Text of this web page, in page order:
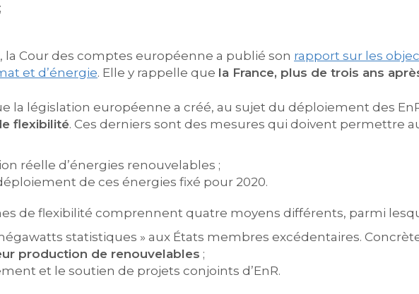
la Cour des comptes européenne a publié son rapport sur les
et d’énergie. Elle y rappelle que la France, plus de trois ans
la législation européenne a créé, au sujet du déploiement des
flexibilité. Ces derniers sont des mesures qui doivent permettre
réelle d’énergies renouvelables ;
de ces énergies fixé pour 2020.
de flexibilité comprennent quatre moyens différents, parmi
statistiques » aux États membres excédentaires.
production de renouvelables ;
et le soutien de projets conjoints d’EnR.